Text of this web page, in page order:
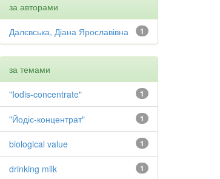
за авторами
1
Далєвська, Діана Ярославівна
за темами
1
"Iodis-concentrate"
1
"Йодіс-концентрат"
1
biological value
1
drinking milk